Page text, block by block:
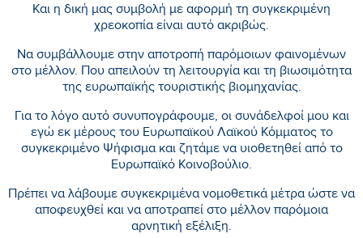
Και η δική μας συμβολή με αφορμή τη συγκεκριμένη
χρεοκοπία είναι αυτό ακριβώς.
Να συμβάλλουμε στην αποτροπή παρόμοιων φαινομένων
στο μέλλον. Που απειλούν τη λειτουργία και τη βιωσιμότητα
της ευρωπαϊκής τουριστικής βιομηχανίας.
Για το λόγο αυτό συνυπογράφουμε, οι συνάδελφοί μου και
εγώ εκ μέρους του Ευρωπαϊκού Λαϊκού Κόμματος το
συγκεκριμένο Ψήφισμα και ζητάμε να υιοθετηθεί από το
Ευρωπαϊκό Κοινοβούλιο.
Πρέπει να λάβουμε συγκεκριμένα νομοθετικά μέτρα ώστε να
αποφευχθεί και να αποτραπεί στο μέλλον παρόμοια
αρνητική εξέλιξη.